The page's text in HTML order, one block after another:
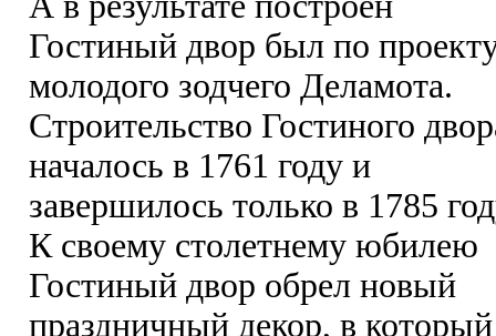
Гостиный двор был по
молодого зодчего Деламота.
Строительство Гостиного
началось в 1761 году и
завершилось только в 1785
К своему столетнему юбилею
Гостиный двор обрел новый
праздничный декор, в который